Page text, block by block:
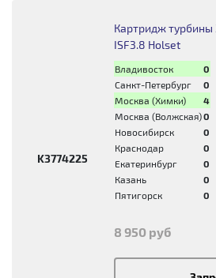
K3774225
Картридж турбины
ISF3.8 Holset
Владивосток
0
Санкт-Петербург
0
Москва (Химки)
4
Москва (Волжская)0
Новосибирск
0
Краснодар
0
Екатеринбург
0
Казань
0
Пятигорск
0
8 950 руб